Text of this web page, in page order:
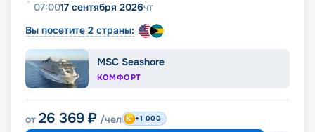
07:0017 сентября 2026чт
Вы посетите 2 страны:
MSC Seashore
КОМФОРТ
от 26 369 ₽ /чел +1 000